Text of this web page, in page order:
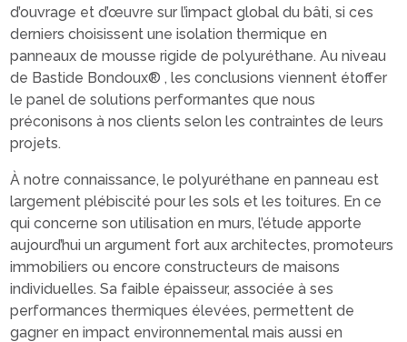
d’ouvrage et d’œuvre sur l’impact global du bâti, si ces
derniers choisissent une isolation thermique en
panneaux de mousse rigide de polyuréthane. Au niveau
de Bastide Bondoux® , les conclusions viennent étoffer
le panel de solutions performantes que nous
préconisons à nos clients selon les contraintes de leurs
projets.
À notre connaissance, le polyuréthane en panneau est
largement plébiscité pour les sols et les toitures. En ce
qui concerne son utilisation en murs, l’étude apporte
aujourd’hui un argument fort aux architectes, promoteurs
immobiliers ou encore constructeurs de maisons
individuelles. Sa faible épaisseur, associée à ses
performances thermiques élevées, permettent de
gagner en impact environnemental mais aussi en